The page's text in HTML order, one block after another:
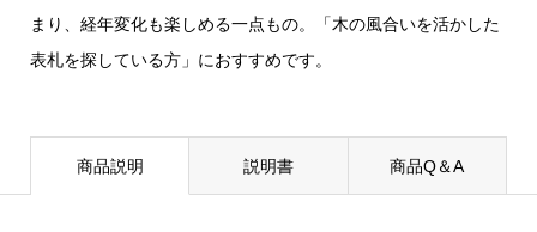
まり、経年変化も楽しめる一点もの。「木の風合いを活かした
表札を探している方」におすすめです。
商品説明 説明書 商品Q＆A